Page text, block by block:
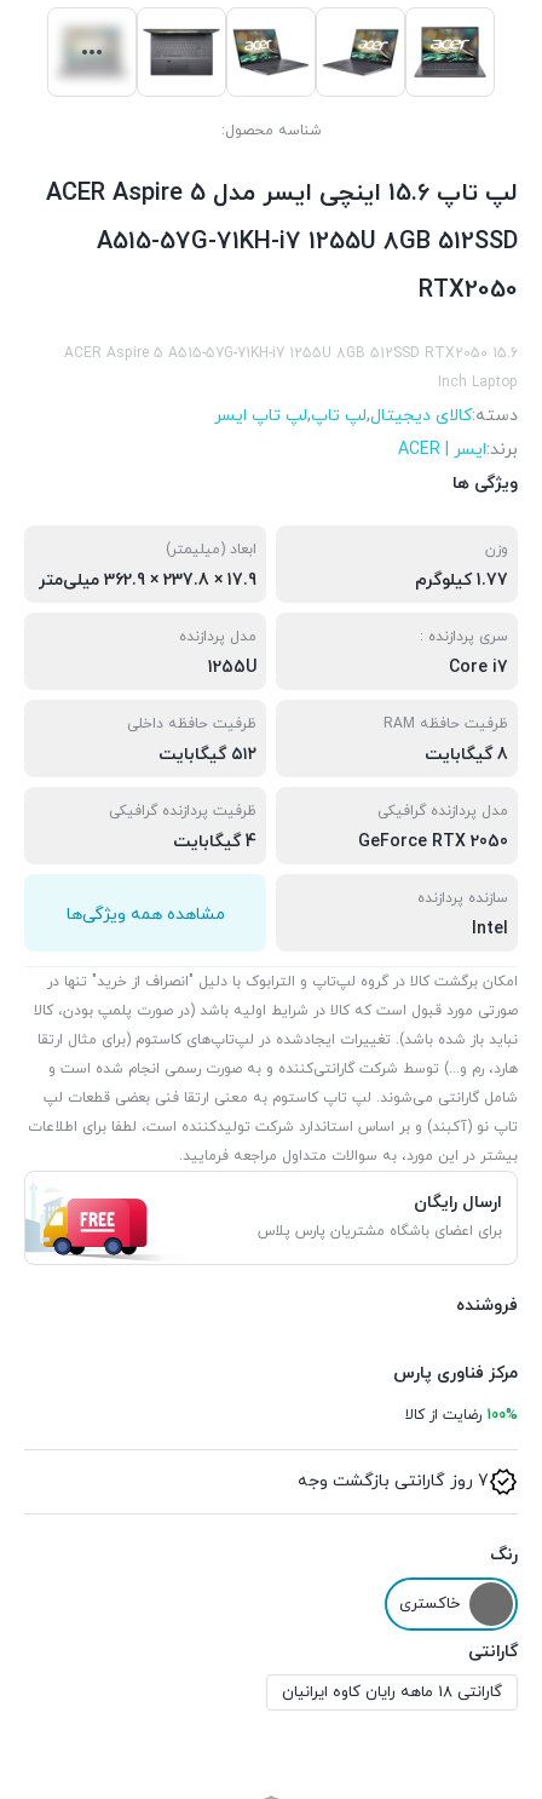
شناسه محصول:
لپ تاپ 15.6 اینچی ایسر مدل ACER Aspire 5
A515-57G-71KH-i7 1255U 8GB 512SSD
RTX2050
ACER Aspire 5 A515-57G-71KH-i7 1255U 8GB 512SSD RTX2050 15.6
Inch Laptop
دسته:کالای دیجیتال,لپ تاپ,لپ تاپ ایسر
برند:ایسر | ACER
ویژگی ها
وزن
1.77 کیلوگرم
ابعاد (میلیمتر)
17.9 × 237.8 × 362.9 میلی‌متر
سری پردازنده :
Core i7
مدل پردازنده
1255U
ظرفیت حافظه RAM
8 گیگابایت
ظرفیت حافظه داخلی
۵۱۲ گیگابایت
مدل پردازنده گرافیکی
GeForce RTX 2050
ظرفیت پردازنده گرافیکی
4 گیگابایت
سازنده پردازنده
Intel
مشاهده همه ویژگی‌ها
امکان برگشت کالا در گروه لپ‌تاپ و الترابوک با دلیل "انصراف از خرید" تنها در
صورتی مورد قبول است که کالا در شرایط اولیه باشد (در صورت پلمپ بودن، کالا
نباید باز شده باشد). تغییرات ایجادشده در لپ‌تاپ‌های کاستوم (برای مثال ارتقا
هارد، رم و...) توسط شرکت گارانتی‌کننده و به صورت رسمی انجام شده است و
شامل گارانتی می‌شوند. لپ تاپ کاستوم به معنی ارتقا فنی بعضی قطعات لپ
تاپ نو (آکبند) و بر اساس استاندارد شرکت تولیدکننده است، لطفا برای اطلاعات
بیشتر در این مورد، به سوالات متداول مراجعه فرمایید.
ارسال رایگان
برای اعضای باشگاه مشتریان پارس پلاس
فروشنده
مرکز فناوری پارس
100% رضایت از کالا
7 روز گارانتی بازگشت وجه
رنگ
خاکستری
گارانتی
گارانتی 18 ماهه رایان کاوه ایرانیان